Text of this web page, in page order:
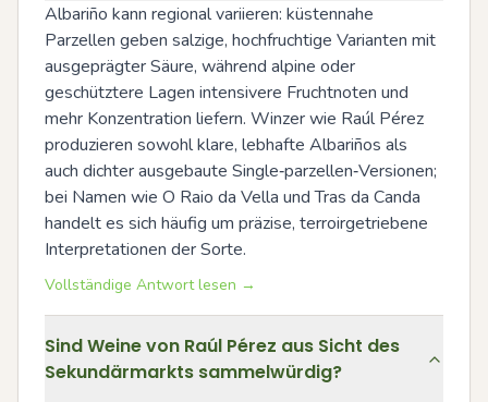
Albariño kann regional variieren: küstennahe
Parzellen geben salzige, hochfruchtige Varianten mit
ausgeprägter Säure, während alpine oder
geschütztere Lagen intensivere Fruchtnoten und
mehr Konzentration liefern. Winzer wie Raúl Pérez
produzieren sowohl klare, lebhafte Albariños als
auch dichter ausgebaute Single‑parzellen‑Versionen;
bei Namen wie O Raio da Vella und Tras da Canda
handelt es sich häufig um präzise, terroirgetriebene
Interpretationen der Sorte.
Vollständige Antwort lesen →
Sind Weine von Raúl Pérez aus Sicht des
Sekundärmarkts sammelwürdig?